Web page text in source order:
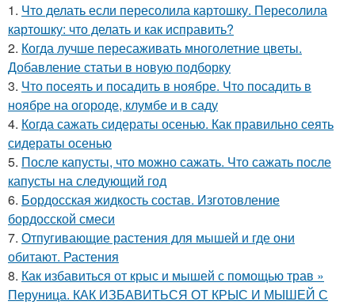
1. Что делать если пересолила картошку. Пересолила
картошку: что делать и как исправить?
2. Когда лучше пересаживать многолетние цветы.
Добавление статьи в новую подборку
3. Что посеять и посадить в ноябре. Что посадить в
ноябре на огороде, клумбе и в саду
4. Когда сажать сидераты осенью. Как правильно сеять
сидераты осенью
5. После капусты, что можно сажать. Что сажать после
капусты на следующий год
6. Бордосская жидкость состав. Изготовление
бордосской смеси
7. Отпугивающие растения для мышей и где они
обитают. Растения
8. Как избавиться от крыс и мышей с помощью трав »
Перуница. КАК ИЗБАВИТЬСЯ ОТ КРЫС И МЫШЕЙ С